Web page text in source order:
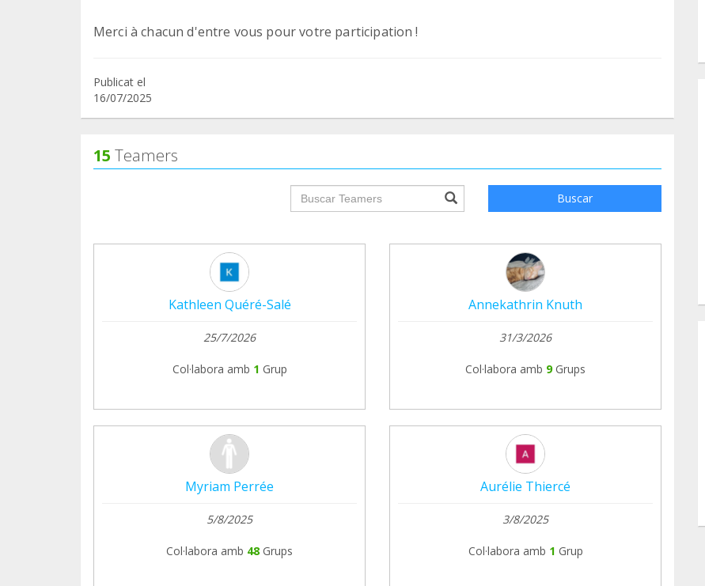
Merci à chacun d'entre vous pour votre participation !
Publicat el
16/07/2025
15 Teamers
groupProfile.searchForm.search.text??? Buscar
Kathleen Quéré-Salé
25/7/2026
Col·labora amb 1 Grup
Annekathrin Knuth
31/3/2026
Col·labora amb 9 Grups
Myriam Perrée
5/8/2025
Col·labora amb 48 Grups
Aurélie Thiercé
3/8/2025
Col·labora amb 1 Grup